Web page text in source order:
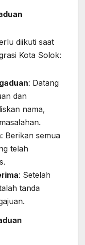
diikuti saat
Kota Solok:
: Datang
dan
nama,
: Berikan semua
telah
: Setelah
tanda